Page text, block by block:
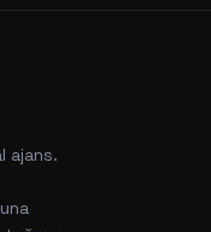
ajans.